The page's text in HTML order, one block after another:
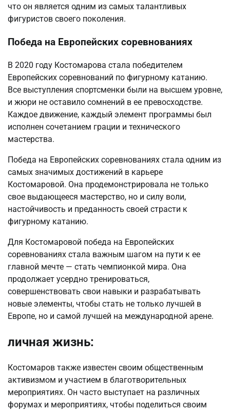
что он является одним из самых талантливых
фигуристов своего поколения.
Победа на Европейских соревнованиях
В 2020 году Костомарова стала победителем
Европейских соревнований по фигурному катанию.
Все выступления спортсменки были на высшем уровне,
и жюри не оставило сомнений в ее превосходстве.
Каждое движение, каждый элемент программы был
исполнен сочетанием грации и технического
мастерства.
Победа на Европейских соревнованиях стала одним из
самых значимых достижений в карьере
Костомаровой. Она продемонстрировала не только
свое выдающееся мастерство, но и силу воли,
настойчивость и преданность своей страсти к
фигурному катанию.
Для Костомаровой победа на Европейских
соревнованиях стала важным шагом на пути к ее
главной мечте — стать чемпионкой мира. Она
продолжает усердно тренироваться,
совершенствовать свои навыки и разрабатывать
новые элементы, чтобы стать не только лучшей в
Европе, но и самой лучшей на международной арене.
личная жизнь:
Костомаров также известен своим общественным
активизмом и участием в благотворительных
мероприятиях. Он часто выступает на различных
форумах и мероприятиях, чтобы поделиться своим